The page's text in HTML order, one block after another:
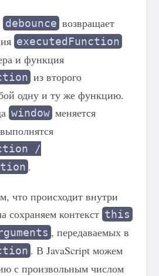
debounce возвращает
executedFunction
и функция
из второго
одну и ту же функцию.
window меняется
/
.
что происходит внутри
сохраняем контекст this
, передаваемых в
. В JavaScript можем
с произвольным числом